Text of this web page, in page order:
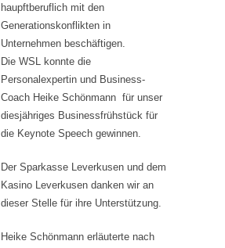
haupftberuflich mit den
Generationskonflikten in
Unternehmen beschäftigen.
Die WSL konnte die
Personalexpertin und Business-
Coach Heike Schönmann für unser
diesjähriges Businessfrühstück für
die Keynote Speech gewinnen.
Der Sparkasse Leverkusen und dem
Kasino Leverkusen danken wir an
dieser Stelle für ihre Unterstützung.
Heike Schönmann erläuterte nach